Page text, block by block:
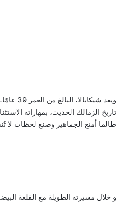
ويعد
تاريخ الزمالك الحديث، بمهاراته
طالما أمتع الجماهير وصنع لحظات
و خلال مسيرته الطويلة مع القلعة